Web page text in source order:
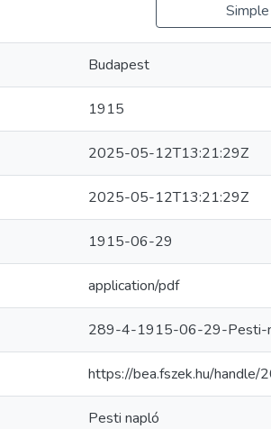
Budapest
1915
2025-05-12T13:21:29Z
2025-05-12T13:21:29Z
1915-06-29
application/pdf
289-4-1915-06-29-Pesti-
https://bea.fszek.hu/
Pesti napló